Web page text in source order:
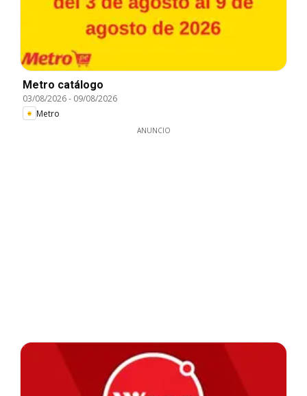
Metro catálogo
03/08/2026- 09/08/2026
Metro
ANUNCIO